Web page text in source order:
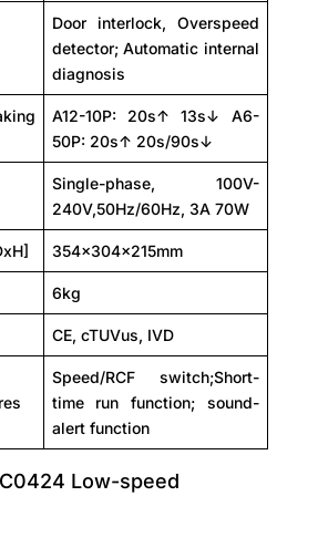
Door interlock, Overspeed
detector; Automatic internal
diagnosis
A12-10P: 20s↑ 13s↓ A6-
50P: 20s↑ 20s/90s↓
Single-phase, 100V-
240V,50Hz/60Hz, 3A 70W
354×304×215mm
6kg
CE, cTUVus, IVD
Speed/RCF switch;Short-
time run function; sound-
alert function
Low-speed